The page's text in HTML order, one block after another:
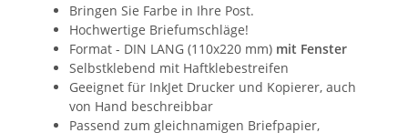
Bringen Sie Farbe in Ihre Post.
Hochwertige Briefumschläge!
Format - DIN LANG (110x220 mm) mit Fenster
Selbstklebend mit Haftklebestreifen
Geeignet für InkJet Drucker und Kopierer, auch
von Hand beschreibbar
Passend zum gleichnamigen Briefpapier,